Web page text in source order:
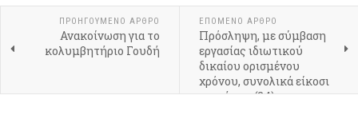
ΠΡΟΗΓΟΎΜΕΝΟ ΆΡΘΡΟ
Ανακοίνωση για το
κολυμβητήριο Γουδή
ΕΠΌΜΕΝΟ ΆΡΘΡΟ
Πρόσληψη, με σύμβαση
εργασίας ιδιωτικού
δικαίου ορισμένου
χρόνου, συνολικά είκοσι
τεσσάρων (24)